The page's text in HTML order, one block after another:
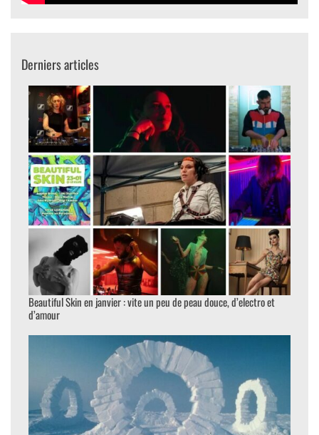
Derniers articles
Beautiful Skin en janvier : vite un peu de peau douce, d’electro et
d’amour